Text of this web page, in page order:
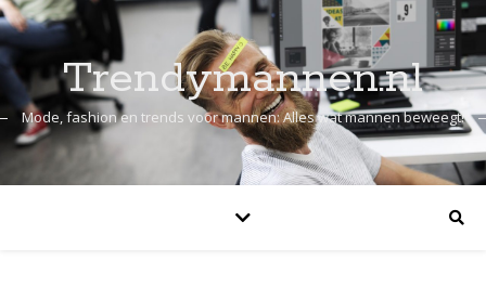
Trendymannen.nl
Mode, fashion en trends voor mannen: Alles wat mannen beweegt!